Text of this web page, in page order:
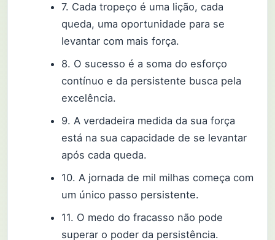
7. Cada tropeço é uma lição, cada
queda, uma oportunidade para se
levantar com mais força.
8. O sucesso é a soma do esforço
contínuo e da persistente busca pela
excelência.
9. A verdadeira medida da sua força
está na sua capacidade de se levantar
após cada queda.
10. A jornada de mil milhas começa com
um único passo persistente.
11. O medo do fracasso não pode
superar o poder da persistência.